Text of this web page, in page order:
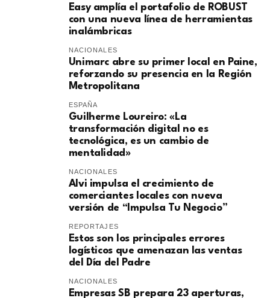
Easy amplía el portafolio de ROBUST
con una nueva línea de herramientas
inalámbricas
NACIONALES
Unimarc abre su primer local en Paine,
reforzando su presencia en la Región
Metropolitana
ESPAÑA
Guilherme Loureiro: «La
transformación digital no es
tecnológica, es un cambio de
mentalidad»
NACIONALES
Alvi impulsa el crecimiento de
comerciantes locales con nueva
versión de “Impulsa Tu Negocio”
REPORTAJES
Estos son los principales errores
logísticos que amenazan las ventas
del Día del Padre
NACIONALES
Empresas SB prepara 23 aperturas,